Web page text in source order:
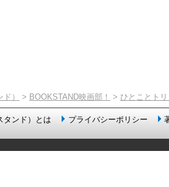
） > BOOKSTAND映画部！ > ひとことト
タンド）とは プライバシーポリシー